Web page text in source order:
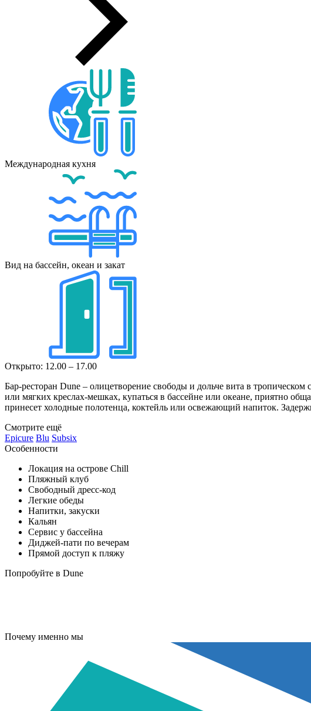
Международная кухня
Вид на бассейн, океан и закат
Открыто: 12.00 – 17.00
Бар-ресторан Dune – олицетворение свободы и дольче вита в тропическом
или мягких креслах-мешках, купаться в бассейне или океане, приятно
принесет холодные полотенца, коктейль или освежающий напиток.
Смотрите ещё
Epicure Blu Subsix
Особенности
Локация на острове Chill
Пляжный клуб
Свободный дресс-код
Легкие обеды
Напитки, закуски
Кальян
Сервис у бассейна
Диджей-пати по вечерам
Прямой доступ к пляжу
Попробуйте в Dune
Почему именно мы